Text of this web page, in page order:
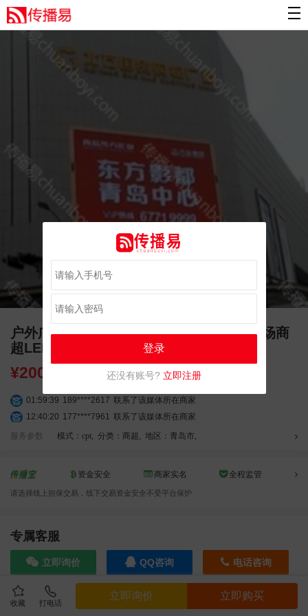
收藏 打电话
立即询价 立即购买
户外广告 山东青岛李沧区北方国贸购物广场商
超LED大屏广告
¥20000.00
01:59:39 189****2617 联系了该媒体所在商家
12:40:20 177****7961 联系了该媒体所在商家
04:12:36 181****8167
联系了该媒体所在商家
10:08:47
155****5272
联系了该媒体所在商家
04:09:07
11:44:28 130****3379 联系了该媒体所在商家
08:36:41 191****0991
联系了该媒体所在商家
186****8762 联系了该媒体所在商家
06:11:20
联系了该媒体所在商家
服务参数 模式：cpt, 分类：商超 , 地区：青岛市,
资金安全 商家实名 全程监管
请选择线上担保交易，线下交易资金安全不受平台保护
专属客服
立即询价 QQ咨询 电话咨询
效果截图
登录
还没有账号? 立即注册